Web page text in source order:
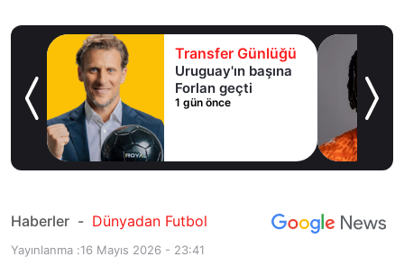
Transfer Günlüğü
Uruguay'ın başına
Forlan geçti
1 gün önce
Haberler - Dünyadan Futbol
Yayınlanma :16 Mayıs 2026 - 23:41